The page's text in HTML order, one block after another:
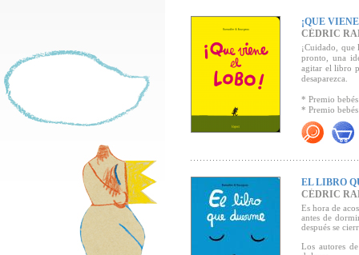
¡QUE
CÉDRIC
¡Cuidado,
pronto, una
agitar el libro
desaparezca.
* Premio
* Premio
* Premio del
* Premio
* Premio de la
"...los libros
demuestran
multitud de
emoción,
" ¡Que viene el
EL LIBRO
CÉDRIC
Es hora de
antes de
después se
Los autores